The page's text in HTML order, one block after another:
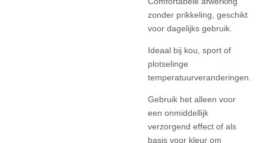
zonder prikkeling, geschikt
voor dagelijks gebruik.
Ideaal bij kou, sport of
plotselinge
temperatuurveranderingen.
Gebruik het alleen voor
een onmiddellijk
verzorgend effect of als
basis voor kleur om